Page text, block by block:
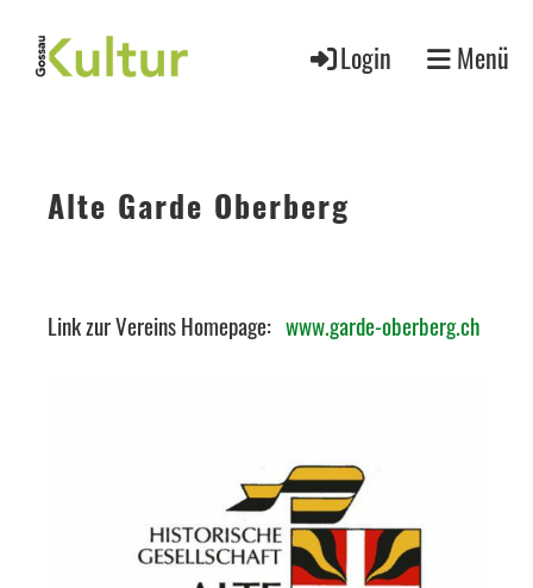
Login Menü
Alte Garde Oberberg
Link zur Vereins Homepage: www.garde-oberberg.ch